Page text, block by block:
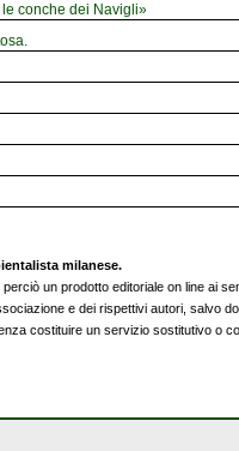
conche dei Navigli»
milanese.
un prodotto editoriale on line ai
e dei rispettivi autori, salvo
costituire un servizio sostitutivo o